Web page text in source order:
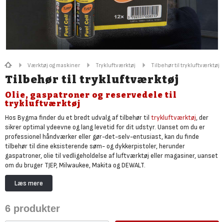
Værktøj og maskiner Trykluftværktøj Tilbehør til trykluftværktøj
Tilbehør til trykluftværktøj
Olie, gaspatroner og reservedele til
trykluftværktøj
Hos Bygma finder du et bredt udvalg af tilbehør til trykluftværktøj, der
sikrer optimal ydeevne og lang levetid for dit udstyr. Uanset om du er
professionel håndværker eller gør-det-selv-entusiast, kan du finde
tilbehør til dine eksisterende søm- og dykkerpistoler, herunder
gaspatroner, olie til vedligeholdelse af luftværktøj eller magasiner, uanset
om du bruger TJEP, Milwaukee, Makita og DEWALT.
Med det rette tilbehør får du pålidelige og effektive løsninger, der sikrer,
at dit trykluftværktøj altid fungerer optimalt. Gaspatroner giver dig
dine maskiner. Magasiner og andre reservedele gør det nemt at holde
Læs mere
6 produkter